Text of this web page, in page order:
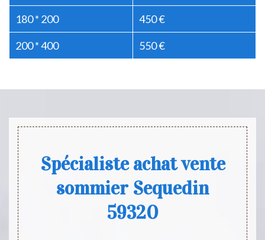
180 * 200 450 €
200 * 400 550 €
Spécialiste achat vente
sommier Sequedin
59320